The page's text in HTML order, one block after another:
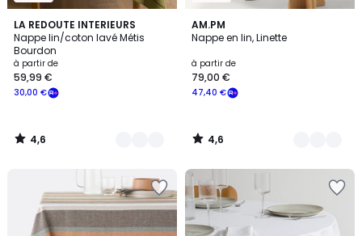
LA REDOUTE INTERIEURS
Nappe lin/coton lavé Métis
Bourdon
à partir de
30,00 €
59,99 €
4,6
/ 5
7
Couleurs
4,6
/
AM.PM
Nappe en lin, Linette
à partir de
47,40 €
79,00 €
4,6
/ 5
2
Couleurs
4,6
/